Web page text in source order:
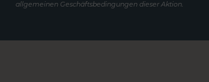
allgemeinen Geschäftsbedingungen dieser Aktion.